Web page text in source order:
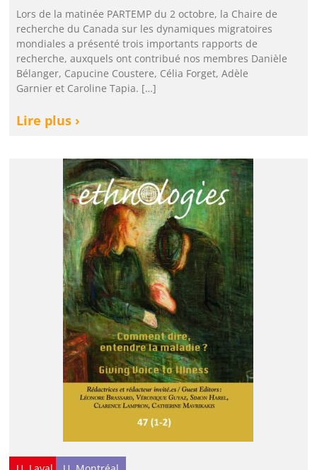
Lors de la matinée PARTEMP du 2 octobre, la Chaire de
recherche du Canada sur les dynamiques migratoires
mondiales a présenté trois importants rapports de
recherche, auxquels ont contribué nos membres Danièle
Bélanger, Capucine Coustere, Célia Forget, Adèle
Garnier et Caroline Tapia. […]
Lire plus ›